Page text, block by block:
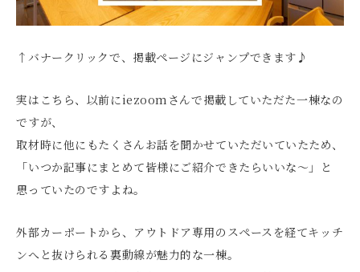
↑バナークリックで、掲載ページにジャンプできます♪
実はこちら、以前にiezoomさんで掲載していただた一棟なの
ですが、
取材時に他にもたくさんお話を聞かせていただいていたため、
「いつか記事にまとめて皆様にご紹介できたらいいな～」と
思っていたのですよね。
外部カーポートから、アウトドア専用のスペースを経てキッチ
ンへと抜けられる裏動線が魅力的な一棟。